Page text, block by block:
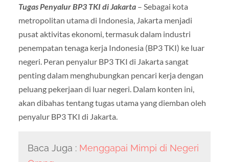
Tugas Penyalur BP3 TKI di Jakarta– Sebagai kota
metropolitan utama di Indonesia, Jakarta menjadi
pusat aktivitas ekonomi, termasuk dalam industri
penempatan tenaga kerja Indonesia (BP3 TKI) ke luar
negeri. Peran penyalur BP3 TKI di Jakarta sangat
penting dalam menghubungkan pencari kerja dengan
peluang pekerjaan di luar negeri. Dalam konten ini,
akan dibahas tentang tugas utama yang diemban oleh
penyalur BP3 TKI di Jakarta.
Baca Juga : Menggapai Mimpi di Negeri